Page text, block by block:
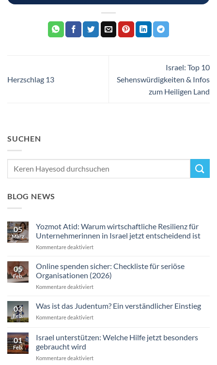
Herzschlag 13
Israel: Top 10
Sehenswürdigkeiten & Infos
zum Heiligen Land
SUCHEN
BLOG NEWS
05
März
Yozmot Atid: Warum wirtschaftliche Resilienz für
Unternehmerinnen in Israel jetzt entscheidend ist
Kommentare deaktiviertfür
Atid:
Warum
wirtschaftliche
Resilienz
Unternehmerinnen
Israel
entscheidend
05
Feb.
Online spenden sicher: Checkliste für seriöse
Organisationen (2026)
Kommentare deaktiviertfür
spenden
sicher:
Checkliste
seriöse
03
Feb.
Was ist das Judentum? Ein verständlicher Einstieg
Kommentare deaktiviertfür
das
Ein
01
Feb.
Israel unterstützen: Welche Hilfe jetzt besonders
gebraucht wird
Kommentare deaktiviertfür